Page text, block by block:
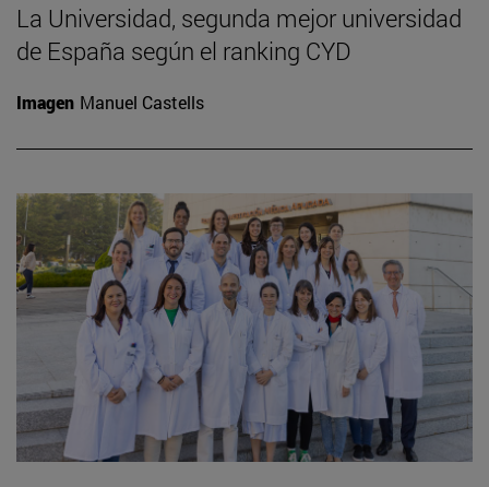
La Universidad, segunda mejor universidad
de España según el ranking CYD
Imagen Manuel Castells